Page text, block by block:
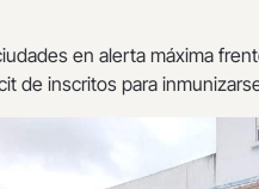
en alerta máxima
de inscritos para